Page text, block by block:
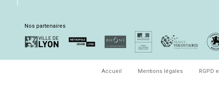
Nos partenaires
Accueil Mentions légales RGPD